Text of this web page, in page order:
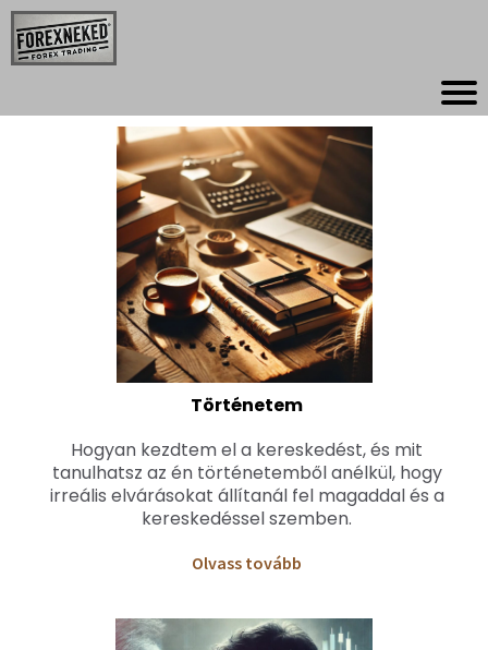
Történetem
Hogyan kezdtem el a kereskedést, és mit
tanulhatsz az én történetemből anélkül, hogy
irreális elvárásokat állítanál fel magaddal és a
kereskedéssel szemben.
Olvass tovább